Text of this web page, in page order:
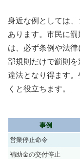
身近な例としては
あります。市民に
は、必ず条例や法
部規則だけで罰則
違法となり得ます
くと役立ちます。
事例
営業停止命令
補助金の交付停止